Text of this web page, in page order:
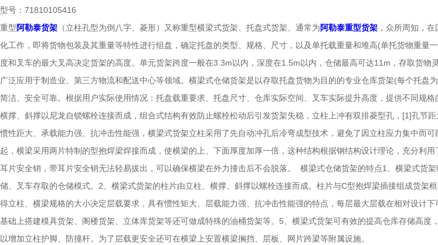
型号：71810105416
重型阿勒泰货架 （立柱孔型为倒八字、菱形）又称重型横梁式货架、托盘式货架、通常为阿勒泰重型货架 ，众所周知，
化工作，即将货物包装及其重量等特性进行组盘，确定托盘的类型、规格、尺寸，以及单托载重量和堆高(单托货物重
度和叉车的最大叉高决定货架的高度。单元货架跨度一般在3.3m以内，深度在1.5m以内，仓储最高可达11m，存取货
广泛应用于制造业、第三方物流和配送中心等领域。横梁式仓储货架是以存取托盘货物为目的的专业仓库货架(每个托
简洁、安全可靠。根据用户实际使用情况：托盘载重要求、托盘尺寸、仓库实际空间、叉车实际提升高度，提供不同规
横撑、斜撑以尼龙自锁螺栓连接而成，组合式结构有效防止螺栓松动后引发货架失稳，立柱上冲有双排菱型孔，[1]孔节
惯性距大、承载能力强、抗冲击性能强，横梁式货架立柱采用了先自动冲孔后冷弯成型技术，避免了因立柱应力集中而
起，横梁采用两片特制的型抱焊梁焊接而成，使横梁的上、下面厚度加厚一倍，这种结构根据钢结构设计理论，充分利
耳片安全销，带耳片安全销无法轻易拔出，可以确保横梁在外力撞击后不会脱落。 横梁式仓储货架的特点1、横梁式货
储、叉车存取的仓储模式。2、横梁式货架的柱片由立柱、横撑、斜撑以螺栓连接而成。柱片与C型抱焊梁插接组成货
得立柱、横梁规格的大小决定层载要求，具有惯性矩大、层载能力强、抗冲击性能强的特点，每层最大层载在相对设计
基础上搭建模具货架、阁楼货架、立体库货架等还可做成特殊的油桶货架等。5、横梁式货架可有效的提高仓库存储高
以增加立柱护脚、防撞杆。为了层载更安全还可在横梁上安置横梁搁挡、层板、网片跨梁等附属设施。